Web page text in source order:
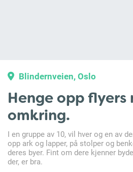
Blindernveien, Oslo
Henge opp flyers
omkring.
I en gruppe av 10, vil hver og en av
opp ark og lapper, på stolper og
deres byer. Fint om dere kjenner
der, er bra.